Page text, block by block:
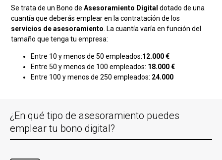
Se trata de un Bono deAsesoramiento Digitaldotado de una
cuantía que deberás emplear en la contratación de los
servicios de asesoramiento . La cuantía varía en función del
tamaño que tenga tu empresa:
Entre 10 y menos de 50 empleados:12.000 €
Entre 50 y menos de 100 empleados: 18.000 €
Entre 100 y menos de 250 empleados: 24.000
¿En qué tipo de asesoramiento puedes
emplear tu bono digital?